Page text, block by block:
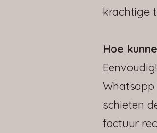
krachtige
Hoe
schieten
factuur